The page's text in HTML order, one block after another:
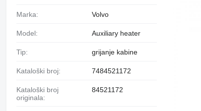
Marka: Volvo
Model: Auxiliary heater
Tip: grijanje kabine
Kataloški broj: 7484521172
Kataloški broj
originala:
84521172